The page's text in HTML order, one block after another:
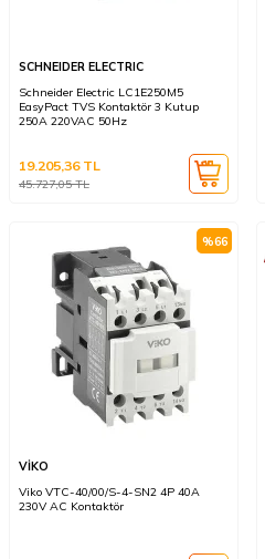
SCHNEIDER ELECTRIC
Schneider Electric LC1E250M5
EasyPact TVS Kontaktör 3 Kutup
250A 220VAC 50Hz
45.727,05TL
19.205,36TL
%66
VİKO
Viko VTC-40/00/S-4-SN2 4P 40A
230V AC Kontaktör